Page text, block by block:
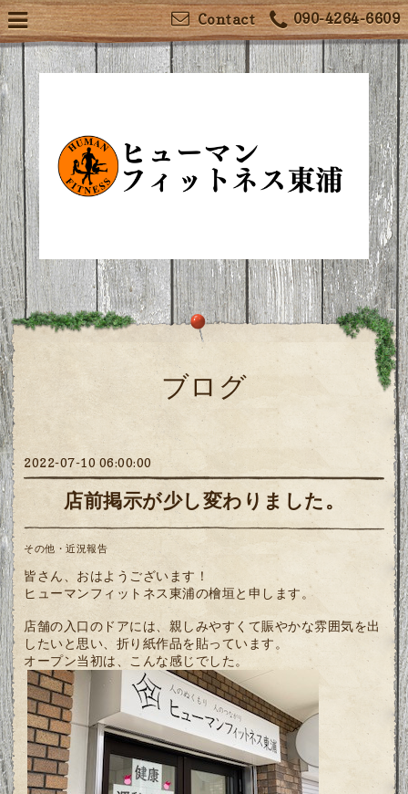
090-4264-6609
Contact
ブログ
2022-07-10 06:00:00
店前掲示が少し変わりました。
その他・近況報告
皆さん、おはようございます！
ヒューマンフィットネス東浦の檜垣と申します。
店舗の入口のドアには、親しみやすくて賑やかな雰囲気を出
したいと思い、折り紙作品を貼っています。
オープン当初は、こんな感じでした。